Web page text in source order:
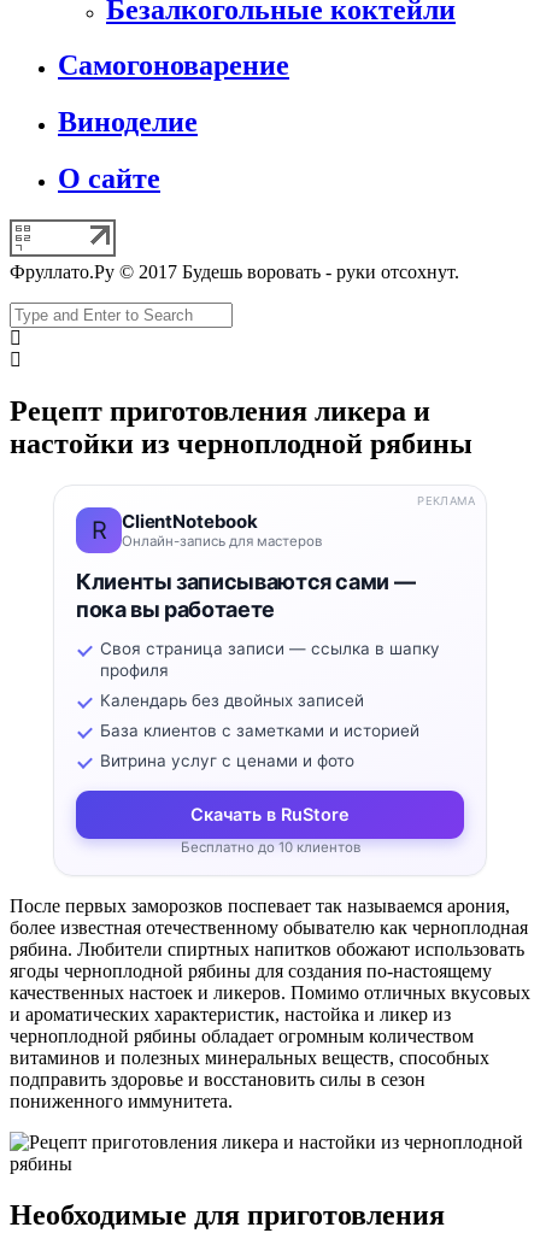
Безалкогольные коктейли
Самогоноварение
Виноделие
О сайте
Фруллато.Ру © 2017 Будешь воровать - руки отсохнут.
Рецепт приготовления ликера и
настойки из черноплодной рябины
R ClientNotebook
Онлайн-запись для мастеров
Клиенты записываются сами —
пока вы работаете
Своя страница записи — ссылка в шапку
профиля
Календарь без двойных записей
База клиентов с заметками и историей
Витрина услуг с ценами и фото
Скачать в RuStore
Бесплатно до 10 клиентов
РЕКЛАМА
После первых заморозков поспевает так называемся арония,
более известная отечественному обывателю как черноплодная
рябина. Любители спиртных напитков обожают использовать
ягоды черноплодной рябины для создания по-настоящему
качественных настоек и ликеров. Помимо отличных вкусовых
и ароматических характеристик, настойка и ликер из
черноплодной рябины обладает огромным количеством
витаминов и полезных минеральных веществ, способных
подправить здоровье и восстановить силы в сезон
пониженного иммунитета.
Необходимые для приготовления